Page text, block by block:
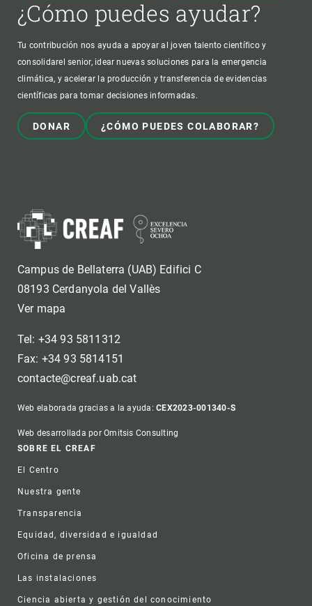
¿Cómo puedes ayudar?
Tu contribución nos ayuda a apoyar al joven talento científico y
consolidarel senior, idear nuevas soluciones para la emergencia
climática, y acelerar la producción y transferencia de evidencias
científicas para tomar decisiones informadas.
DONAR ¿CÓMO PUEDES COLABORAR?
Campus de Bellaterra (UAB) Edifici C
08193 Cerdanyola del Vallès
Ver mapa
Tel: +34 93 5811312
Fax: +34 93 5814151
contacte@creaf.uab.cat
Web elaborada gracias a la ayuda:CEX2023-001340-S
Web desarrollada por Omitsis Consulting
Footer
SOBRE EL CREAF
El Centro
Nuestra gente
Transparencia
Equidad, diversidad e igualdad
Oficina de prensa
Las instalaciones
Ciencia abierta y gestión del conocimiento